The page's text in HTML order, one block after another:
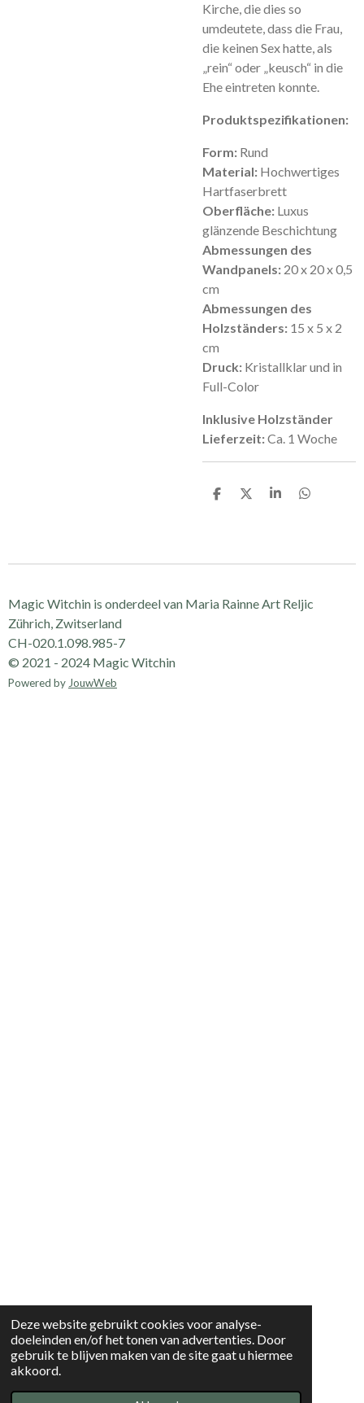
Deze website gebruikt cookies voor analyse-
doeleinden en/of het tonen van advertenties. Door
gebruik te blijven maken van de site gaat u hiermee
akkoord.
Kirche, die dies so
umdeutete, dass die Frau,
die keinen Sex hatte, als
„rein“ oder „keusch“ in die
Ehe eintreten konnte.
Produktspezifikationen:
Form: Rund
Material: Hochwertiges
Hartfaserbrett
Oberfläche: Luxus
glänzende Beschichtung
Abmessungen des
Wandpanels: 20 x 20 x 0,5
cm
Abmessungen des
Holzständers: 15 x 5 x 2
cm
Druck: Kristallklar und in
Full-Color
Inklusive Holzständer
Lieferzeit:Ca. 1 Woche
D
D
S
D
Magic Witchin is onderdeel van Maria Rainne Art Reljic
Zührich, Zwitserland
CH-020.1.098.985-7
© 2021 - 2024 Magic Witchin
Powered by JouwWeb